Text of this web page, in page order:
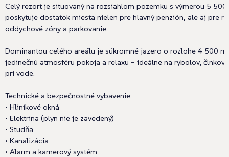
Celý rezort je situovaný na rozsiahlom pozemku s výmerou 5 500
poskytuje dostatok miesta nielen pre hlavný penzión, ale aj pre
oddychové zóny a parkovanie.
Dominantou celého areálu je súkromné jazero o rozlohe 4 500
jedinečnú atmosféru pokoja a relaxu – ideálne na rybolov,
pri vode.
Technické a bezpečnostné vybavenie:
• Hliníkové okná
• Elektrina (plyn nie je zavedený)
• Studňa
• Kanalizácia
• Alarm a kamerový systém